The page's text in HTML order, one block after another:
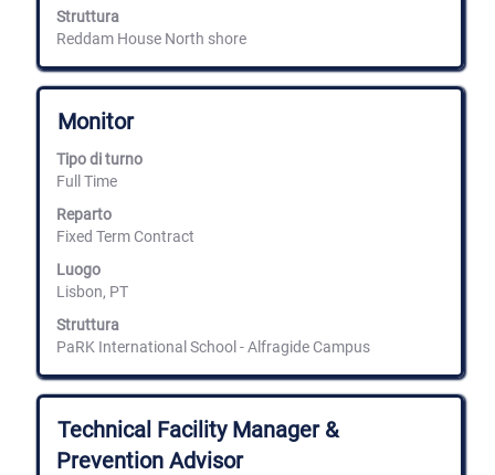
Struttura
Reddam House North shore
informazioni
lavoro.
Titolo
Monitor
Tipo di turno
Full Time
Reparto
Fixed Term Contract
Luogo
Lisbon, PT
Struttura
PaRK International School - Alfragide Campus
Effettuare
una
selezione
con
barra
spaziatrice
visualizzare
i
integrali
delle
informazioni
lavoro.
Titolo
Technical Facility Manager &
Prevention Advisor
Effettuare
una
selezione